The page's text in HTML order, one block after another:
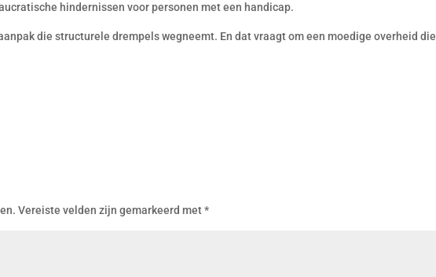
hindernissen voor personen met een handicap.
die structurele drempels wegneemt. En dat vraagt om een moedige overheid die
Vereiste velden zijn gemarkeerd met*